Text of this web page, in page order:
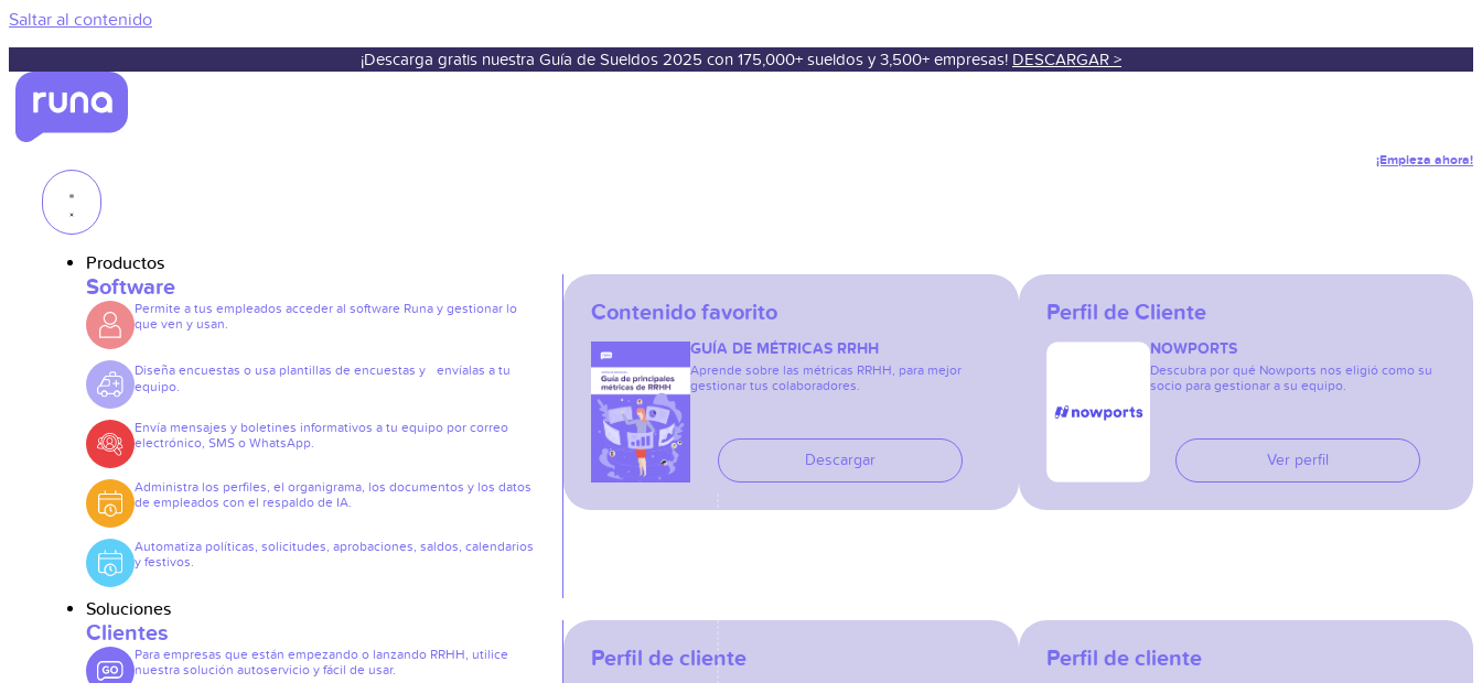
Saltar al contenido
¡Descarga gratis nuestra Guía de Sueldos 2025 con 175,000+ sueldos y 3,500+ empresas! DESCARGAR >
¡Empieza ahora!
Productos
Software
Permite a tus empleados acceder al software Runa y gestionar lo
que ven y usan.
Diseña encuestas o usa plantillas de encuestas y envíalas a tu
equipo.
Envía mensajes y boletines informativos a tu equipo por correo
electrónico, SMS o WhatsApp.
Administra los perfiles, el organigrama, los documentos y los datos
de empleados con el respaldo de IA.
Automatiza políticas, solicitudes, aprobaciones, saldos, calendarios
y festivos.
Contenido favorito
GUÍA DE MÉTRICAS RRHH
Aprende sobre las métricas RRHH, para mejor
gestionar tus colaboradores.
Descargar
Perfil de Cliente
NOWPORTS
Descubra por qué Nowports nos eligió como su
socio para gestionar a su equipo.
Ver perfil
Soluciones
Clientes
Para empresas que están empezando o lanzando RRHH, utilice
nuestra solución autoservicio y fácil de usar.
Perfil de cliente Perfil de cliente